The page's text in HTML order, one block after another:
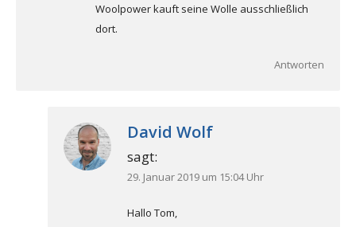
Woolpower kauft seine Wolle ausschließlich
dort.
Antworten
David Wolf
sagt:
29. Januar 2019 um 15:04 Uhr
Hallo Tom,